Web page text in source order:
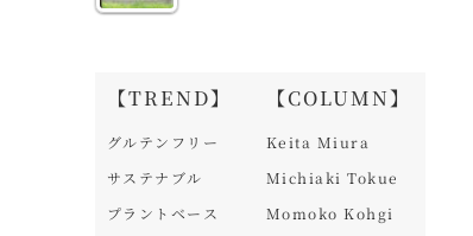
【TREND】
グルテンフリー
サステナブル
プラントベース
【COLUMN】
Keita Miura
Michiaki Tokue
Momoko Kohgi